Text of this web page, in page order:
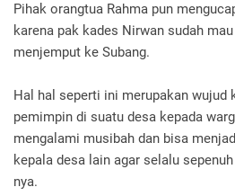
Pihak orangtua Rahma pun
karena pak kades Nirwan sudah
menjemput ke Subang.
Hal hal seperti ini merupakan wujud
pemimpin di suatu desa kepada
mengalami musibah dan bisa
kepala desa lain agar selalu
nya.